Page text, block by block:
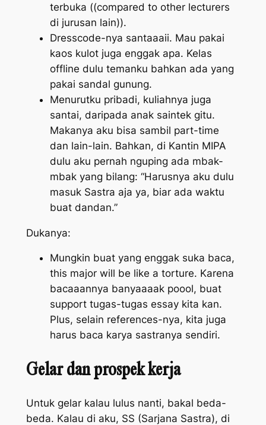
terbuka ((compared to other lecturers
di jurusan lain)).
Dresscode-nya santaaaii. Mau pakai
kaos kulot juga enggak apa. Kelas
offline dulu temanku bahkan ada yang
pakai sandal gunung.
Menurutku pribadi, kuliahnya juga
santai, daripada anak saintek gitu.
Makanya aku bisa sambil part-time
dan lain-lain. Bahkan, di Kantin MIPA
dulu aku pernah nguping ada mbak-
mbak yang bilang: “Harusnya aku dulu
masuk Sastra aja ya, biar ada waktu
buat dandan.”
Dukanya:
Mungkin buat yang enggak suka baca,
this major will be like a torture. Karena
bacaaannya banyaaaak poool, buat
supporttugas-tugas essaykita kan.
Plus, selain references-nya, kita juga
harus baca karya sastranya sendiri.
Gelar dan prospek kerja
Untuk gelar kalau lulus nanti, bakal beda-
beda. Kalau di aku, SS (Sarjana Sastra), di